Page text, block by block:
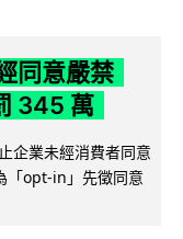
同意嚴禁
345 萬
企業未經消費者同意
「opt-in」先徵同意